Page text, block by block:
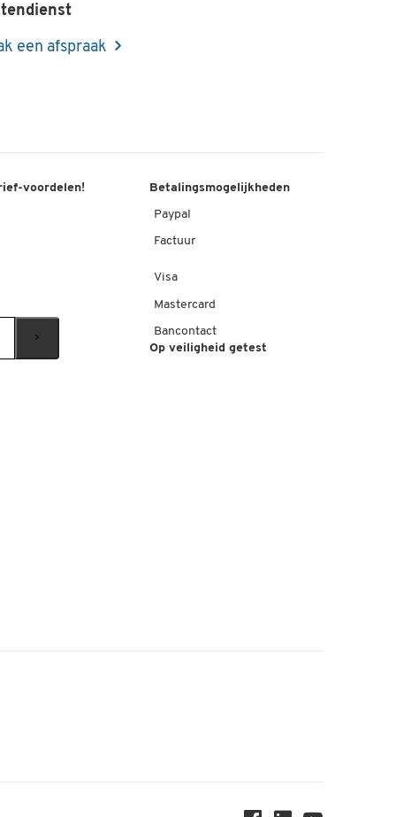
een afspraak
voordelen! Betalingsmogelijkheden
Paypal
Factuur
Visa
Mastercard
Bancontact
Op veiligheid getest